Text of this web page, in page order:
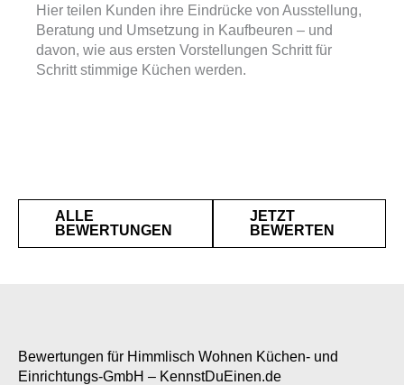
Hier teilen Kunden ihre Eindrücke von Ausstellung,
Beratung und Umsetzung in Kaufbeuren – und
davon, wie aus ersten Vorstellungen Schritt für
Schritt stimmige Küchen werden.
ALLE
BEWERTUNGEN
JETZT
BEWERTEN
Bewertungen für Himmlisch Wohnen Küchen- und
Einrichtungs-GmbH – KennstDuEinen.de